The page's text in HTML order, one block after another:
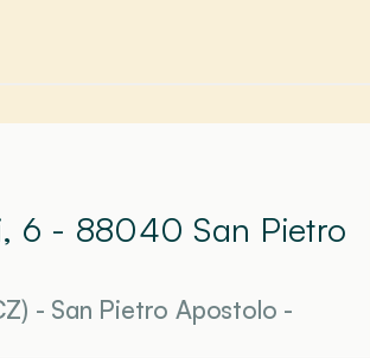
6 - 88040 San Pietro
- San Pietro Apostolo -